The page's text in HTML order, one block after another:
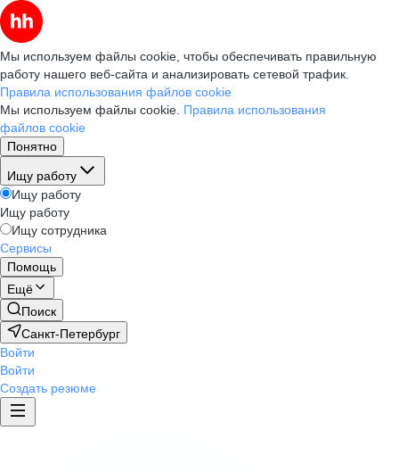
Мы используем файлы cookie, чтобы обеспечивать правильную
работу нашего веб-сайта и анализировать сетевой трафик.
Правила использования файлов cookie
Мы используем файлы cookie. Правила использования
файлов cookie
Понятно
Ищу работу
Ищу работу
Ищу работу
Ищу сотрудника
Сервисы
Помощь
Ещё
Поиск
Санкт-Петербург
Войти
Войти
Создать резюме